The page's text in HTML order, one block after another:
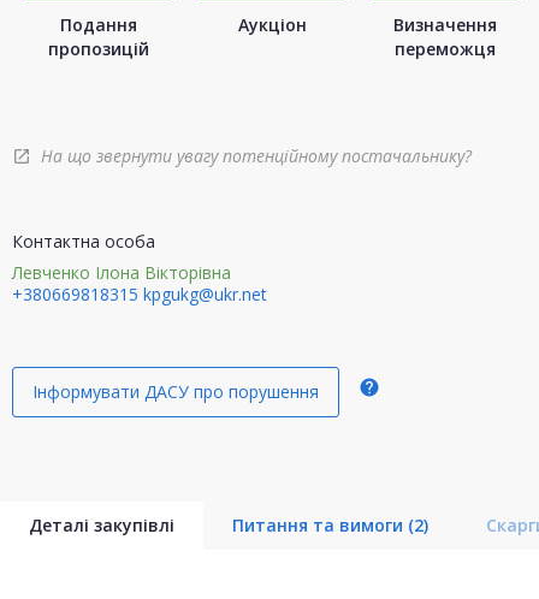
Подання
пропозицій
Аукціон
Визначення
переможця
open_in_new На що звернути увагу потенційному постачальнику?
Контактна особа
Левченко Ілона Вікторівна
+380669818315 kpgukg@ukr.net
Інформувати ДАСУ про порушення help
Деталі закупівлі Питання та вимоги (2)